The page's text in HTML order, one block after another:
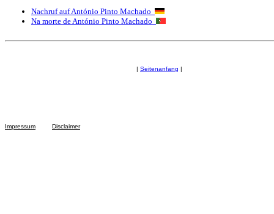
Nachruf auf António Pinto Machado
Na morte de António Pinto Machado
Seitenanfang
Impressum Disclaimer